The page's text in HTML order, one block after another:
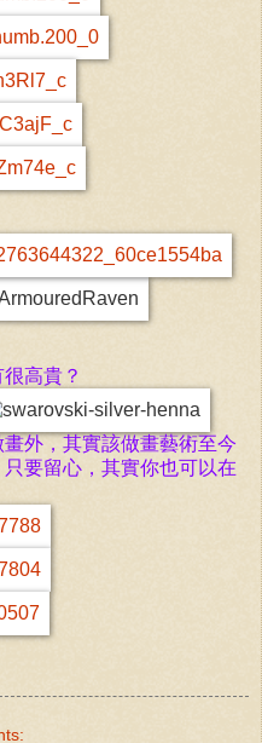
高貴？
外，其實該做畫藝術至今
要留心，其實你也可以在